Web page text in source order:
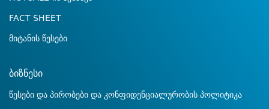
FACT SHEET
მიტანის წესები
ბიზნესი
წესები და პირობები და კონფიდენციალურობის პოლიტიკა